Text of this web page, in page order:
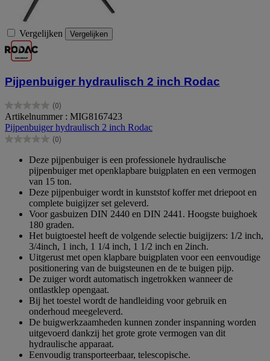
Vergelijken Vergelijken
Pijpenbuiger hydraulisch 2 inch Rodac
(0)
0.0
van
de
5
Artikelnummer : MIG8167423
Pijpenbuiger hydraulisch 2 inch Rodac
(0)
0.0
sterren.
Deze pijpenbuiger is een professionele hydraulische
pijpenbuiger met openklapbare buigplaten en een vermogen
van 15 ton.
Deze pijpenbuiger wordt in kunststof koffer met driepoot en
complete buigijzer set geleverd.
Voor gasbuizen DIN 2440 en DIN 2441. Hoogste buighoek
180 graden.
Het buigtoestel heeft de volgende selectie buigijzers: 1/2 inch,
3/4inch, 1 inch, 1 1/4 inch, 1 1/2 inch en 2inch.
Uitgerust met open klapbare buigplaten voor een eenvoudige
positionering van de buigsteunen en de te buigen pijp.
De zuiger wordt automatisch ingetrokken wanneer de
ontlastklep opengaat.
Bij het toestel wordt de handleiding voor gebruik en
onderhoud meegeleverd.
De buigwerkzaamheden kunnen zonder inspanning worden
uitgevoerd dankzij het grote grote vermogen van dit
hydraulische apparaat.
Eenvoudig transporteerbaar, telescopische.